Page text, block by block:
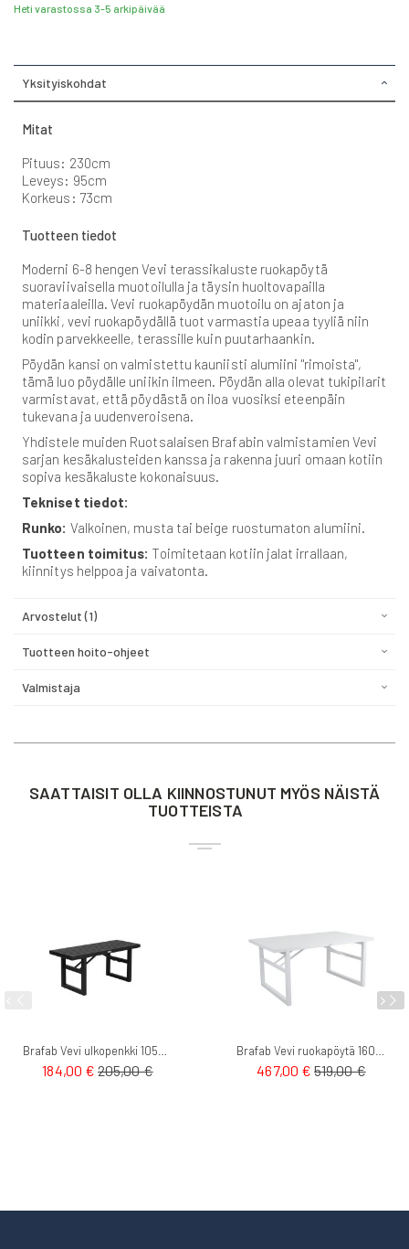
Heti varastossa 3-5 arkipäivää
Yksityiskohdat
Mitat
Pituus: 230cm
Leveys: 95cm
Korkeus: 73cm
Tuotteen tiedot
Moderni 6-8 hengen Vevi terassikaluste ruokapöytä
suoraviivaisella muotoilulla ja täysin huoltovapailla
materiaaleilla. Vevi ruokapöydän muotoilu on ajaton ja
uniikki, vevi ruokapöydällä tuot varmastia upeaa tyyliä niin
kodin parvekkeelle, terassille kuin puutarhaankin.
Pöydän kansi on valmistettu kauniisti alumiini "rimoista",
tämä luo pöydälle uniikin ilmeen. Pöydän alla olevat tukipilarit
varmistavat, että pöydästä on iloa vuosiksi eteenpäin
tukevana ja uudenveroisena.
Yhdistele muiden Ruotsalaisen Brafabin valmistamien Vevi
sarjan kesäkalusteiden kanssa ja rakenna juuri omaan kotiin
sopiva kesäkaluste kokonaisuus.
Tekniset tiedot:
Runko: Valkoinen, musta tai beige ruostumaton alumiini.
Tuotteen toimitus: Toimitetaan kotiin jalat irrallaan,
kiinnitys helppoa ja vaivatonta.
Arvostelut 1
Tuotteen hoito-ohjeet
Valmistaja
SAATTAISIT OLLA KIINNOSTUNUT MYÖS NÄISTÄ
TUOTTEISTA
184,00 € 205,00 € 467,00 € 519,00 €